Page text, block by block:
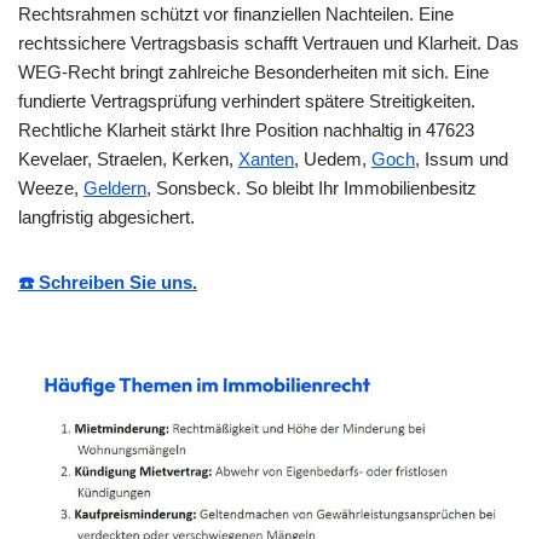
Rechtsrahmen schützt vor finanziellen Nachteilen. Eine
rechtssichere Vertragsbasis schafft Vertrauen und Klarheit. Das
WEG-Recht bringt zahlreiche Besonderheiten mit sich. Eine
fundierte Vertragsprüfung verhindert spätere Streitigkeiten.
Rechtliche Klarheit stärkt Ihre Position nachhaltig in 47623
Kevelaer, Straelen, Kerken, Xanten, Uedem, Goch, Issum und
Weeze, Geldern, Sonsbeck. So bleibt Ihr Immobilienbesitz
langfristig abgesichert.
☎️ Schreiben Sie uns.